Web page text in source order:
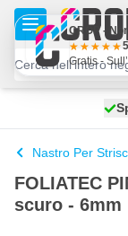
Salta al contenuto
Nastro Per
FOLIATEC
scuro - 6mm
CROP -
5
Gratis -